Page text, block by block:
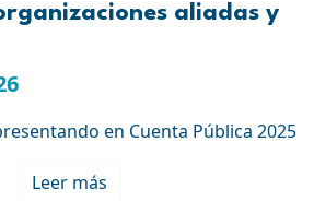
aliadas y
en Cuenta Pública 2025
Leer más